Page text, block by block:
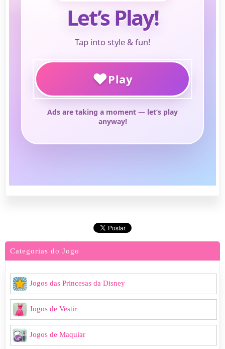
Categorias do Jogo
Jogos das Princesas da Disney
Jogos de Vestir
Jogos de Maquiar